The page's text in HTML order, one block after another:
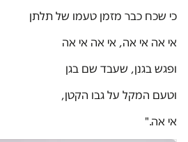
כי שכח כבר מזמן טעמו של תלתן
אי אה אי אה, אי אה אי אה
ופגש בגנן, שעבד שם בגן
וטעם המקל על גבו הקטן,
אי אה."